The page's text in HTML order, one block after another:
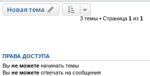
Новая тема
3 темы • Страница 1из 1
ПРАВА ДОСТУПА
Вы не можете начинать темы
Вы не можете отвечать на сообщения